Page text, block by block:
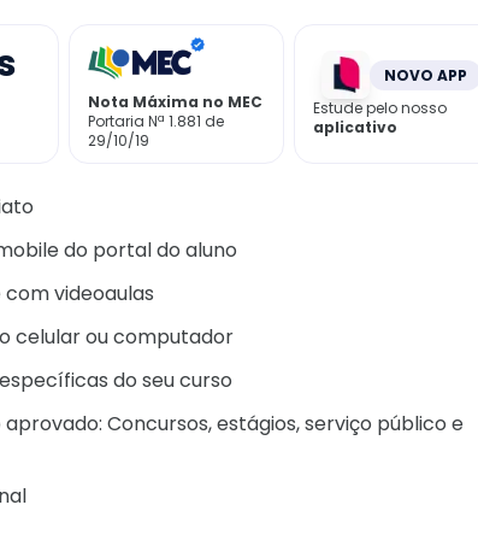
Nota Máxima no MEC
Portaria Nª 1.881 de
29/10/19
NOVO APP
Estude pelo nosso
aplicativo
do portal do aluno
com videoaulas
celular ou computador
do seu curso
Concursos, estágios, serviço público e